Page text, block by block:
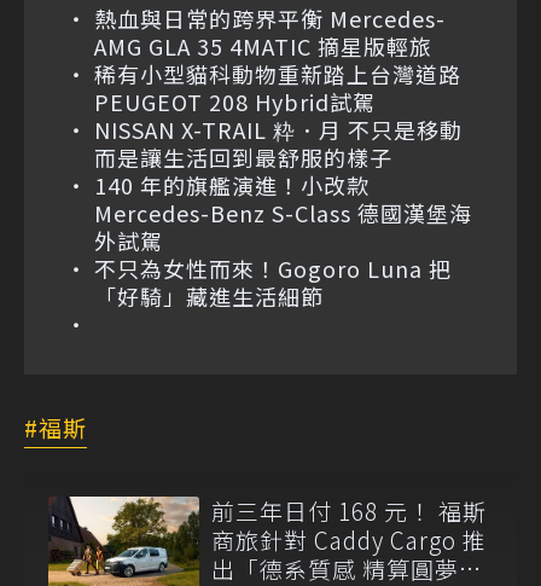
熱血與日常的跨界平衡 Mercedes-
AMG GLA 35 4MATIC 摘星版輕旅
稀有小型貓科動物重新踏上台灣道路
PEUGEOT 208 Hybrid試駕
NISSAN X-TRAIL 粋．月 不只是移動
而是讓生活回到最舒服的樣子
140 年的旗艦演進！小改款
Mercedes-Benz S-Class 德國漢堡海
外試駕
不只為女性而來！Gogoro Luna 把
「好騎」藏進生活細節
福斯
前三年日付 168 元！ 福斯
商旅針對 Caddy Cargo 推
出「德系質感 精算圓夢」